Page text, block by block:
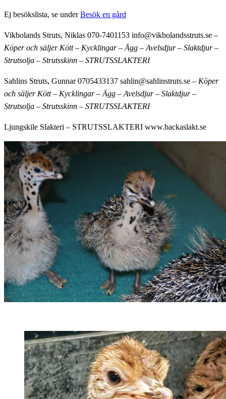
Ej besökslista, se underBesök en gård
Vikbolands Struts, Niklas 070-7401153 info@vikbolandsstruts.se –
Köper och säljer Kött – Kycklingar – Ägg – Avelsdjur – Slaktdjur –
Strutsolja – Strutsskinn – STRUTSSLAKTERI
Sahlins Struts, Gunnar 0705433137 sahlin@sahlinstruts.se – Köper
och säljer Kött – Kycklingar – Ägg – Avelsdjur – Slaktdjur –
Strutsolja – Strutsskinn – STRUTSSLAKTERI
Ljungskile Slakteri – STRUTSSLAKTERI www.backaslakt.se